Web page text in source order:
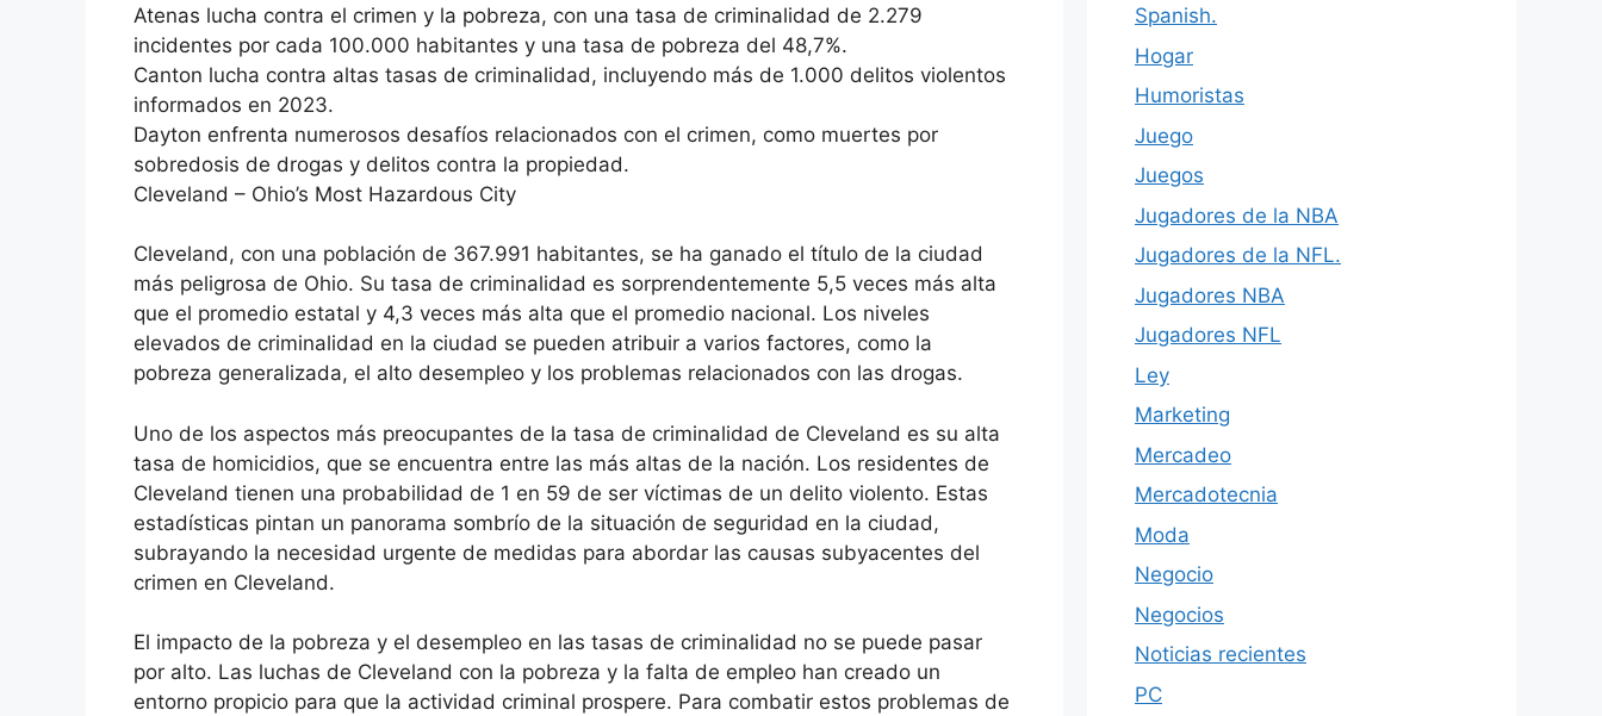
Atenas lucha contra el crimen y la pobreza, con una tasa de criminalidad de 2.279
incidentes por cada 100.000 habitantes y una tasa de pobreza del 48,7%.
Canton lucha contra altas tasas de criminalidad, incluyendo más de 1.000 delitos violentos
informados en 2023.
Dayton enfrenta numerosos desafíos relacionados con el crimen, como muertes por
sobredosis de drogas y delitos contra la propiedad.
Cleveland – Ohio’s Most Hazardous City
Cleveland, con una población de 367.991 habitantes, se ha ganado el título de la ciudad
más peligrosa de Ohio. Su tasa de criminalidad es sorprendentemente 5,5 veces más alta
que el promedio estatal y 4,3 veces más alta que el promedio nacional. Los niveles
elevados de criminalidad en la ciudad se pueden atribuir a varios factores, como la
pobreza generalizada, el alto desempleo y los problemas relacionados con las drogas.
Uno de los aspectos más preocupantes de la tasa de criminalidad de Cleveland es su alta
tasa de homicidios, que se encuentra entre las más altas de la nación. Los residentes de
Cleveland tienen una probabilidad de 1 en 59 de ser víctimas de un delito violento. Estas
estadísticas pintan un panorama sombrío de la situación de seguridad en la ciudad,
subrayando la necesidad urgente de medidas para abordar las causas subyacentes del
crimen en Cleveland.
El impacto de la pobreza y el desempleo en las tasas de criminalidad no se puede pasar
por alto. Las luchas de Cleveland con la pobreza y la falta de empleo han creado un
entorno propicio para que la actividad criminal prospere. Para combatir estos problemas de
Spanish.
Hogar
Humoristas
Juego
Juegos
Jugadores de la NBA
Jugadores de la NFL.
Jugadores NBA
Jugadores NFL
Ley
Marketing
Mercadeo
Mercadotecnia
Moda
Negocio
Negocios
Noticias recientes
PC